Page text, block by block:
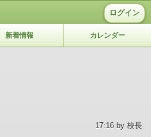
ログイン
新着情報 カレンダー
17:16 by 校長